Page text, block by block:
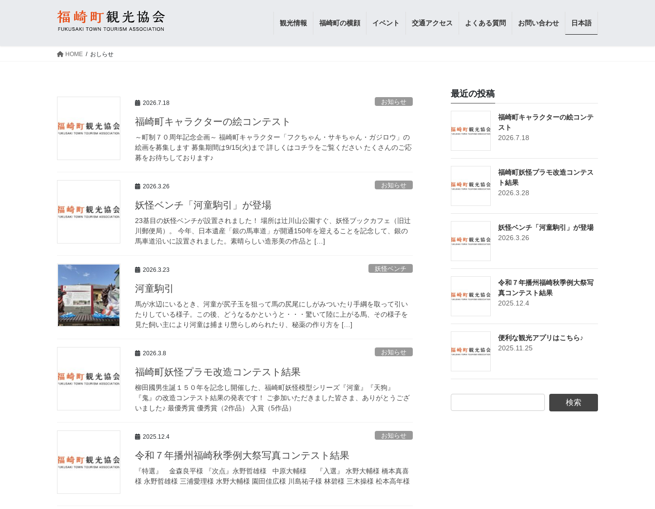
観光情報 福崎町の横顔 イベント 交通アクセス よくある質問 お問い合わせ 日本語
HOME おしらせ
2026.7.18 お知らせ
福崎町キャラクターの絵コンテスト
～町制７０周年記念企画～ 福崎町キャラクター「フクちゃん・サキちゃん・ガジロウ」の
絵画を募集します 募集期間は9/15(火)まで 詳しくはコチラをご覧ください たくさんのご応
募をお待ちしております♪
2026.3.26 お知らせ
妖怪ベンチ「河童駒引」が登場
23基目の妖怪ベンチが設置されました！ 場所は辻川山公園すぐ、妖怪ブックカフェ（旧辻
川郵便局）。 今年、日本遺産「銀の馬車道」が開通150年を迎えることを記念して、銀の
馬車道沿いに設置されました。素晴らしい造形美の作品と […]
2026.3.23 妖怪ベンチ
河童駒引
馬が水辺にいるとき、河童が尻子玉を狙って馬の尻尾にしがみついたり手綱を取って引い
たりしている様子。この後、どうなるかというと・・・驚いて陸に上がる馬、その様子を
見た飼い主により河童は捕まり懲らしめられたり、秘薬の作り方を […]
2026.3.8 お知らせ
福崎町妖怪プラモ改造コンテスト結果
柳田國男生誕１５０年を記念し開催した、福崎町妖怪模型シリーズ『河童』『天狗』
『鬼』の改造コンテスト結果の発表です！ ご参加いただきました皆さま、ありがとうござ
いました♪ 最優秀賞 優秀賞（2作品） 入賞（5作品）
2025.12.4 お知らせ
令和７年播州福崎秋季例大祭写真コンテスト結果
『特選』 金森良平様 『次点』永野哲雄様 中原大輔様 『入選』 水野大輔様 橋本真喜
様 永野哲雄様 三浦愛理様 水野大輔様 園田佳広様 川島祐子様 林碧様 三木操様 松本高年様
最近の投稿
福崎町キャラクターの絵コンテ
スト
2026.7.18
福崎町妖怪プラモ改造コンテス
ト結果
2026.3.28
妖怪ベンチ「河童駒引」が登場
2026.3.26
令和７年播州福崎秋季例大祭写
真コンテスト結果
2025.12.4
便利な観光アプリはこちら♪
2025.11.25